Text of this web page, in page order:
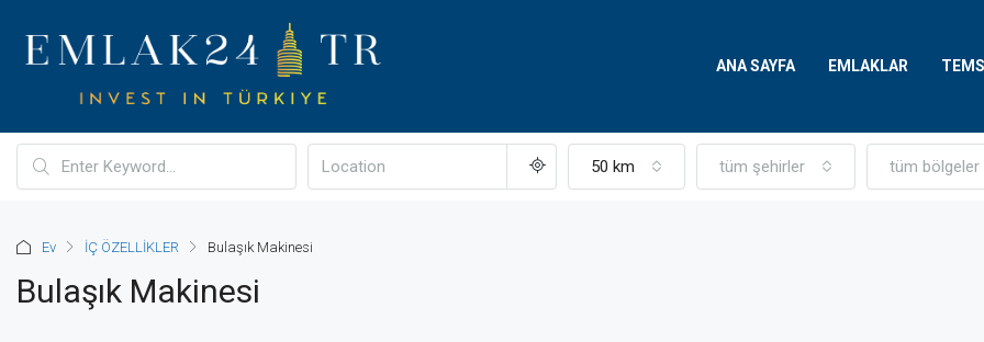
ANA SAYFA EMLAKLAR
50 km tüm şehirler tüm bölgeler
Ev İÇ ÖZELLİKLER Bulaşık Makinesi
Bulaşık Makinesi